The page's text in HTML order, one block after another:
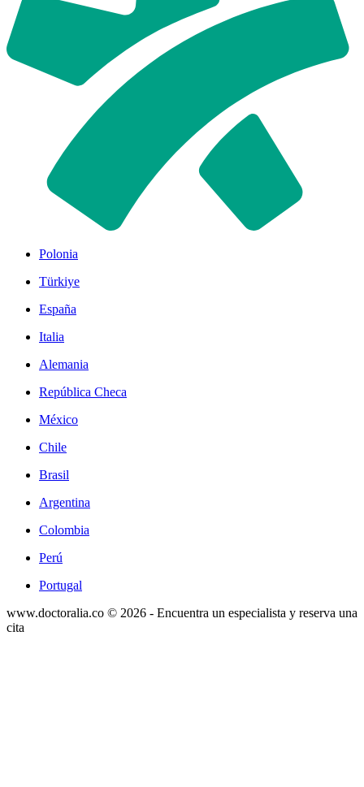
Polonia
Türkiye
España
Italia
Alemania
República Checa
México
Chile
Brasil
Argentina
Colombia
Perú
Portugal
www.doctoralia.co © 2026 - Encuentra un especialista y reserva una
cita